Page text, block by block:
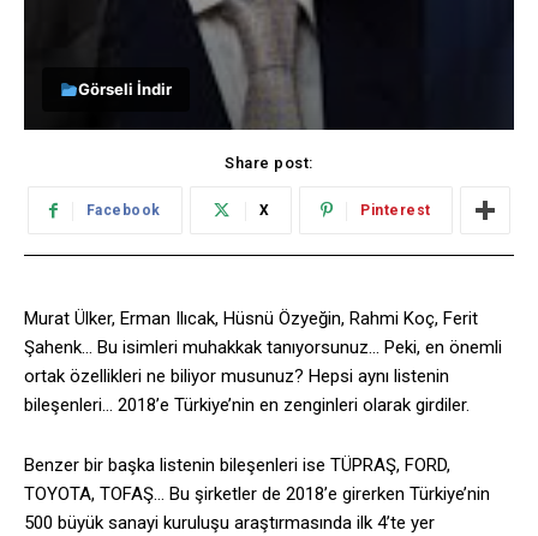
Görseli İndir
Share post:
Facebook X Pinterest
Murat Ülker, Erman Ilıcak, Hüsnü Özyeğin, Rahmi Koç, Ferit
Şahenk… Bu isimleri muhakkak tanıyorsunuz… Peki, en önemli
ortak özellikleri ne biliyor musunuz? Hepsi aynı listenin
bileşenleri… 2018’e Türkiye’nin en zenginleri olarak girdiler.
Benzer bir başka listenin bileşenleri ise TÜPRAŞ, FORD,
TOYOTA, TOFAŞ… Bu şirketler de 2018’e girerken Türkiye’nin
500 büyük sanayi kuruluşu araştırmasında ilk 4’te yer